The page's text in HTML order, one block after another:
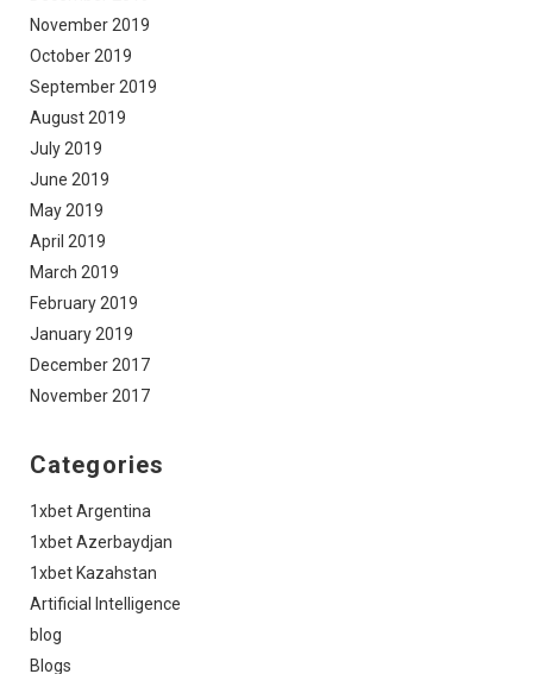
November 2019
October 2019
September 2019
August 2019
July 2019
June 2019
May 2019
April 2019
March 2019
February 2019
January 2019
December 2017
November 2017
Categories
1xbet Argentina
1xbet Azerbaydjan
1xbet Kazahstan
Artificial Intelligence
blog
Blogs